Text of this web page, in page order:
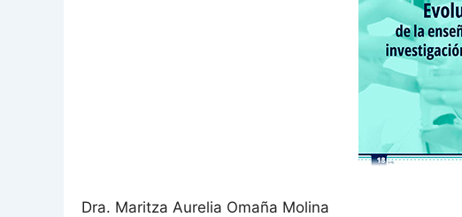
Dra. Maritza Aurelia Omaña Molina